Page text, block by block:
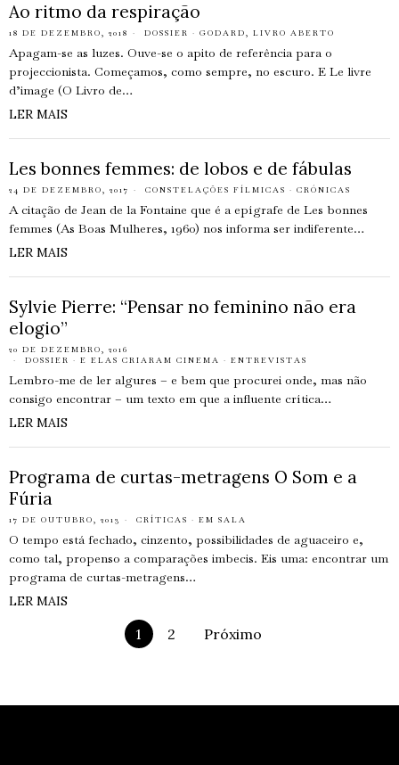
Ao ritmo da respiração
18 DE DEZEMBRO, 2018 DOSSIER · GODARD, LIVRO ABERTO
Apagam-se as luzes. Ouve-se o apito de referência para o
projeccionista. Começamos, como sempre, no escuro. E Le livre
d’image (O Livro de…
LER MAIS
Les bonnes femmes: de lobos e de fábulas
24 DE DEZEMBRO, 2017 CONSTELAÇÕES FÍLMICAS · CRÓNICAS
A citação de Jean de la Fontaine que é a epígrafe de Les bonnes
femmes (As Boas Mulheres, 1960) nos informa ser indiferente…
LER MAIS
Sylvie Pierre: “Pensar no feminino não era
elogio”
20 DE DEZEMBRO, 2016
DOSSIER · E ELAS CRIARAM CINEMA · ENTREVISTAS
Lembro-me de ler algures – e bem que procurei onde, mas não
consigo encontrar – um texto em que a influente crítica…
LER MAIS
Programa de curtas-metragens O Som e a
Fúria
17 DE OUTUBRO, 2013 CRÍTICAS · EM SALA
O tempo está fechado, cinzento, possibilidades de aguaceiro e,
como tal, propenso a comparações imbecis. Eis uma: encontrar um
programa de curtas-metragens…
LER MAIS
1 2 Próximo